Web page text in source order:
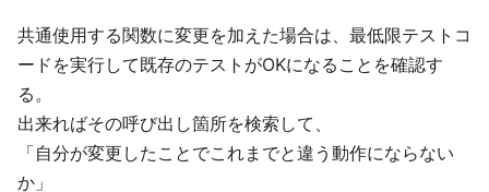
共通使用する関数に変更を加えた場合は、最低限テストコ
ードを実行して既存のテストがOKになることを確認す
る。
出来ればその呼び出し箇所を検索して、
「自分が変更したことでこれまでと違う動作にならない
か」